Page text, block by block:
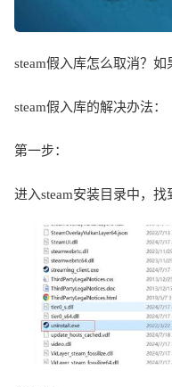
steam假入库怎么取消？如
steam假入库的解决办法：
第一步：
进入steam安装目录中，找